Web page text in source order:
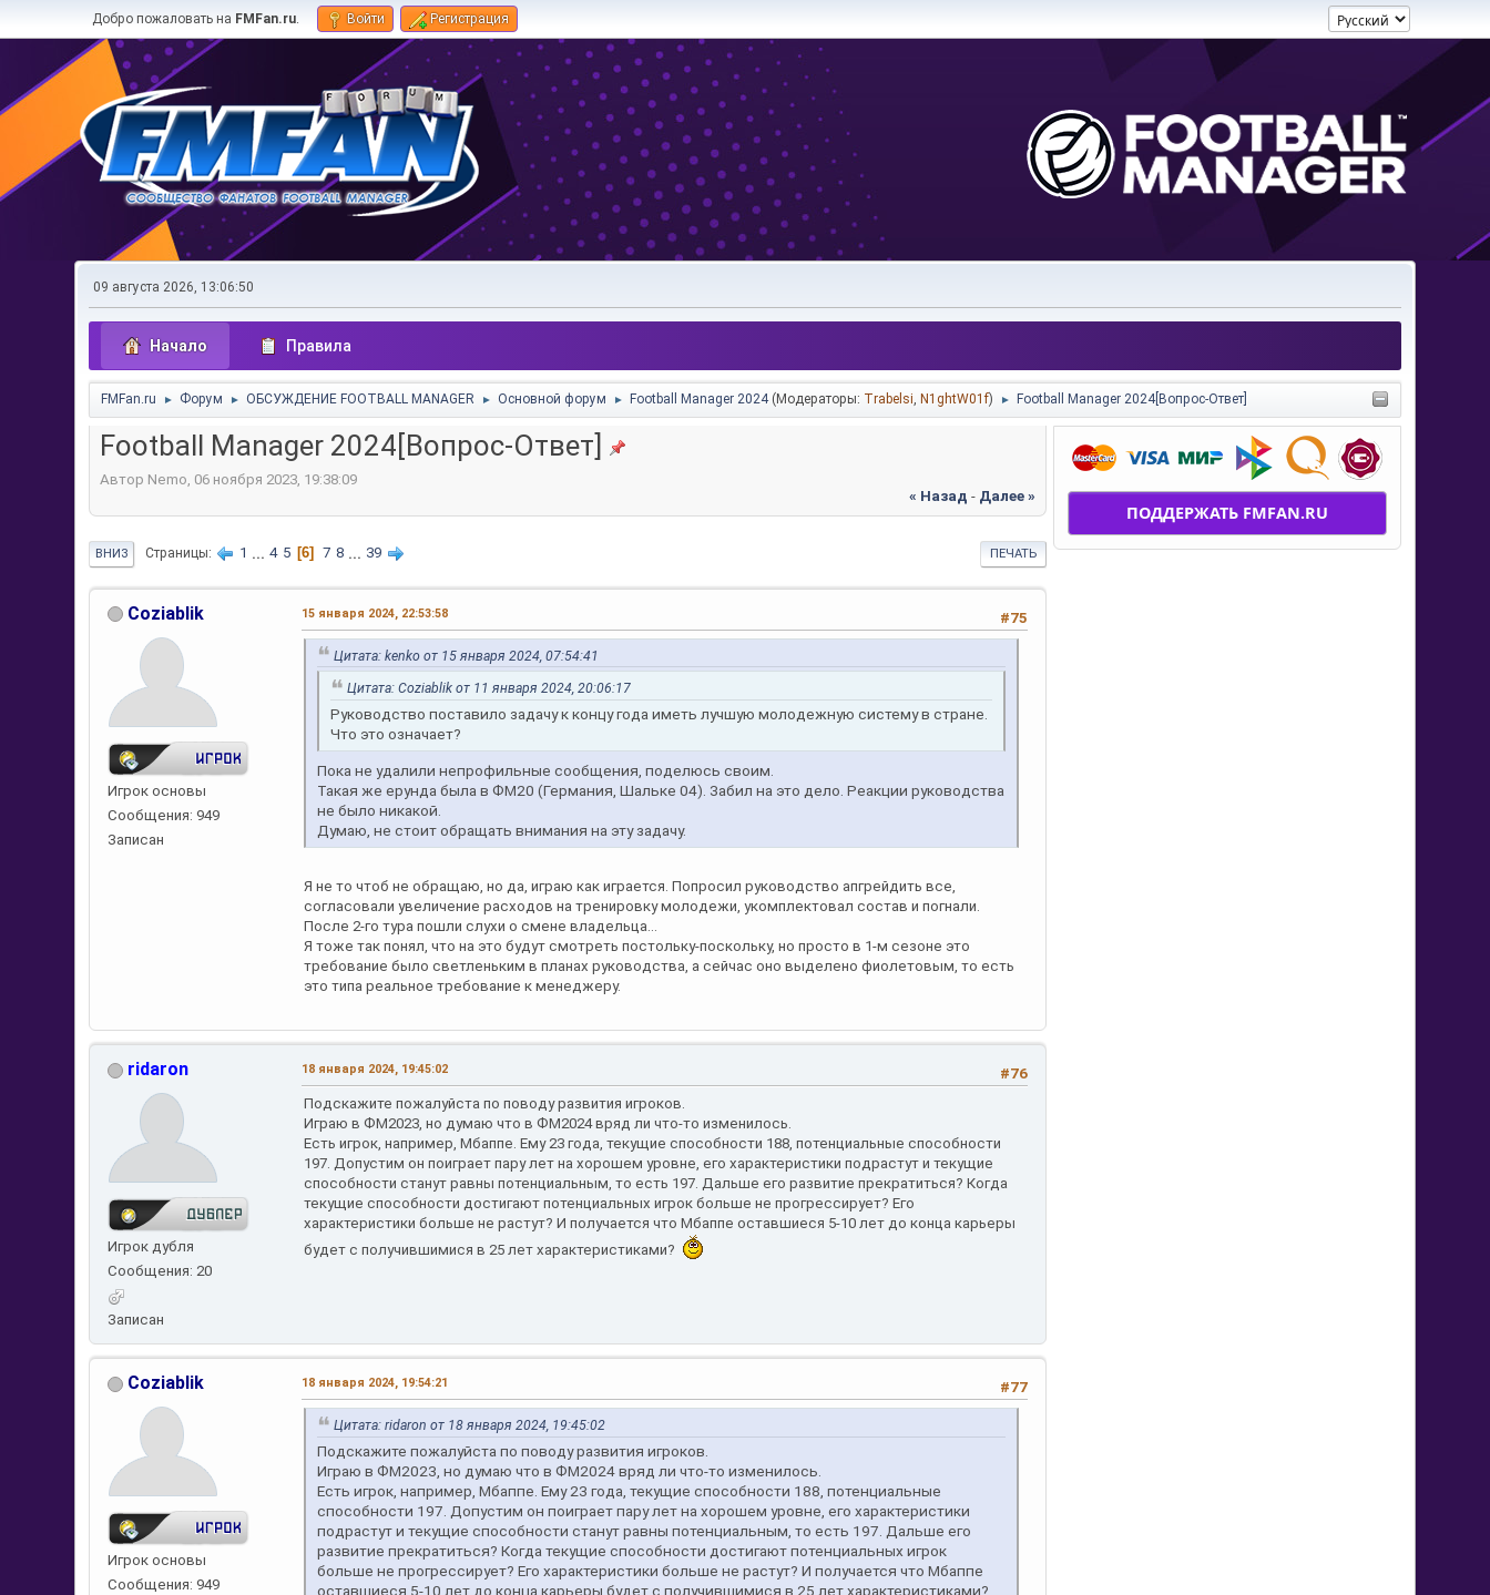
Добро пожаловать на FMFan.ru. Войти Регистрация
09 августа 2026, 13:06:50
Начало Правила
FMFan.ru ► Форум ► ОБСУЖДЕНИЕ FOOTBALL MANAGER ► Основной форум ► Football Manager 2024 (Модераторы: Trabelsi, N1ghtW01f) ► Football Manager 2024[Вопрос-Ответ]
ПОДДЕРЖАТЬ FMFAN.RU
Football Manager 2024[Вопрос-Ответ]
Автор Nemo, 06 ноября 2023, 19:38:09
« Назад - Далее »
ПЕЧАТЬ
ВНИЗ Страницы 1 ... 4 5 6 7 8 ... 39
Coziablik
Игрок основы
Сообщения: 949
Записан
#75
15 января 2024, 22:53:58
Цитата: kenko от 15 января 2024, 07:54:41
Цитата: Coziablik от 11 января 2024, 20:06:17
Руководство поставило задачу к концу года иметь лучшую молодежную систему в стране.
Что это означает?
Пока не удалили непрофильные сообщения, поделюсь своим.
Такая же ерунда была в ФМ20 (Германия, Шальке 04). Забил на это дело. Реакции руководства
не было никакой.
Думаю, не стоит обращать внимания на эту задачу.
Я не то чтоб не обращаю, но да, играю как играется. Попросил руководство апгрейдить все,
согласовали увеличение расходов на тренировку молодежи, укомплектовал состав и погнали.
После 2-го тура пошли слухи о смене владельца...
Я тоже так понял, что на это будут смотреть постольку-поскольку, но просто в 1-м сезоне это
требование было светленьким в планах руководства, а сейчас оно выделено фиолетовым, то есть
это типа реальное требование к менеджеру.
ridaron
Игрок дубля
Сообщения: 20
Записан
#76
18 января 2024, 19:45:02
Подскажите пожалуйста по поводу развития игроков.
Играю в ФМ2023, но думаю что в ФМ2024 вряд ли что-то изменилось.
Есть игрок, например, Мбаппе. Ему 23 года, текущие способности 188, потенциальные способности
197. Допустим он поиграет пару лет на хорошем уровне, его характеристики подрастут и текущие
способности станут равны потенциальным, то есть 197. Дальше его развитие прекратиться? Когда
текущие способности достигают потенциальных игрок больше не прогрессирует? Его
характеристики больше не растут? И получается что Мбаппе оставшиеся 5-10 лет до конца карьеры
будет с получившимися в 25 лет характеристиками?
Coziablik
Игрок основы
Сообщения: 949
#77
18 января 2024, 19:54:21
Цитата: ridaron от 18 января 2024, 19:45:02
Подскажите пожалуйста по поводу развития игроков.
Играю в ФМ2023, но думаю что в ФМ2024 вряд ли что-то изменилось.
Есть игрок, например, Мбаппе. Ему 23 года, текущие способности 188, потенциальные
способности 197. Допустим он поиграет пару лет на хорошем уровне, его характеристики
подрастут и текущие способности станут равны потенциальным, то есть 197. Дальше его
развитие прекратиться? Когда текущие способности достигают потенциальных игрок
больше не прогрессирует? Его характеристики больше не растут? И получается что Мбаппе
оставшиеся 5-10 лет до конца карьеры будет с получившимися в 25 лет характеристиками?